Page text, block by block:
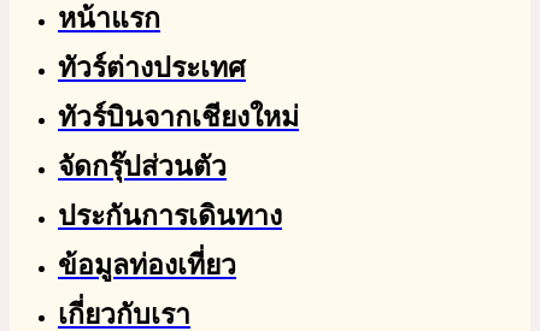
หน้าแรก
ทัวร์ต่างประเทศ
ทัวร์บินจากเชียงใหม่
จัดกรุ๊ปส่วนตัว
ประกันการเดินทาง
ข้อมูลท่องเที่ยว
เกี่ยวกับเรา